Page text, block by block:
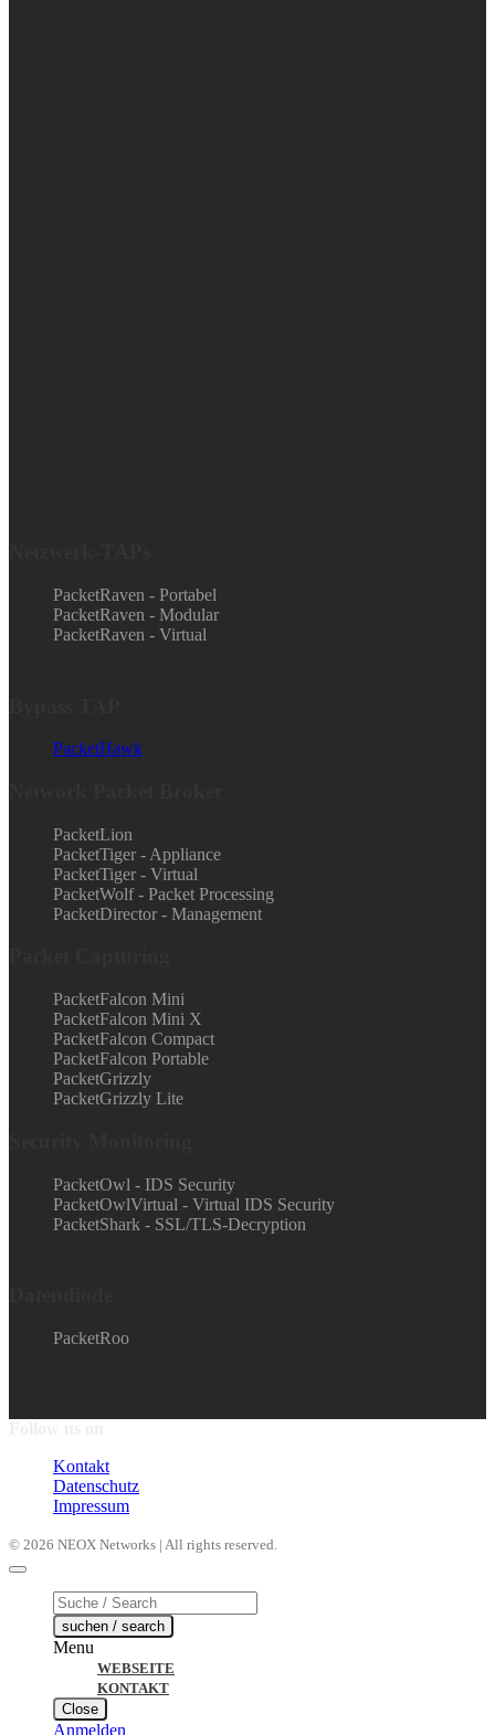
PacketRaven - Portabel
PacketRaven - Modular
PacketRaven - Virtual
PacketHawk
PacketLion
PacketTiger - Appliance
PacketTiger - Virtual
PacketWolf - Packet Processing
PacketDirector - Management
PacketFalcon Mini
PacketFalcon Mini X
PacketFalcon Compact
PacketFalcon Portable
PacketGrizzly
PacketGrizzly Lite
PacketOwl - IDS Security
PacketOwlVirtual - Virtual IDS Security
PacketShark - SSL/TLS-Decryption
PacketRoo
Kontakt
Datenschutz
Impressum
© 2026 NEOX Networks | All rights reserved.
Products
search
suchen / search
Menu
WEBSEITE
KONTAKT
Close
Anmelden